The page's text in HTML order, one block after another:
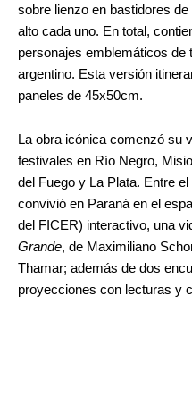
sobre lienzo en bastidores
alto cada uno. En total,
personajes emblemáticos de
argentino. Esta versión
paneles de 45x50cm.
La obra icónica comenzó su
festivales en Río Negro,
del Fuego y La Plata. Entre
convivió en Paraná en el
del FICER) interactivo, una
Grande, de Maximiliano
Thamar; además de dos
proyecciones con lecturas y